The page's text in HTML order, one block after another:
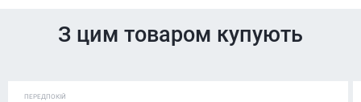
З цим товаром купують
ПЕРЕДПОКІЙ